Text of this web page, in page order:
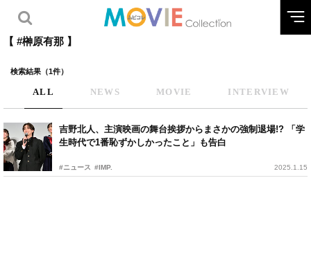
【 #榊原有那 】
検索結果（1件）
ALL NEWS MOVIE INTERVIEW
吉野北人、主演映画の舞台挨拶からまさかの強制退場!? 「学
生時代で1番恥ずかしかったこと」も告白
#ニュース #IMP. 2025.1.15